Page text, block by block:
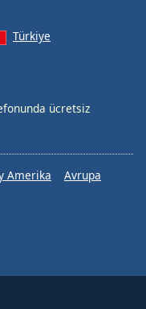
Türkiye
ücretsiz
Amerika
Avrupa